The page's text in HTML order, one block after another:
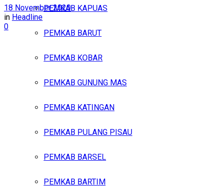
PEMKAB KAPUAS
PEMKAB BARUT
PEMKAB KOBAR
PEMKAB GUNUNG MAS
PEMKAB KATINGAN
PEMKAB PULANG PISAU
PEMKAB BARSEL
PEMKAB BARTIM
18 November 2020
in Headline
0